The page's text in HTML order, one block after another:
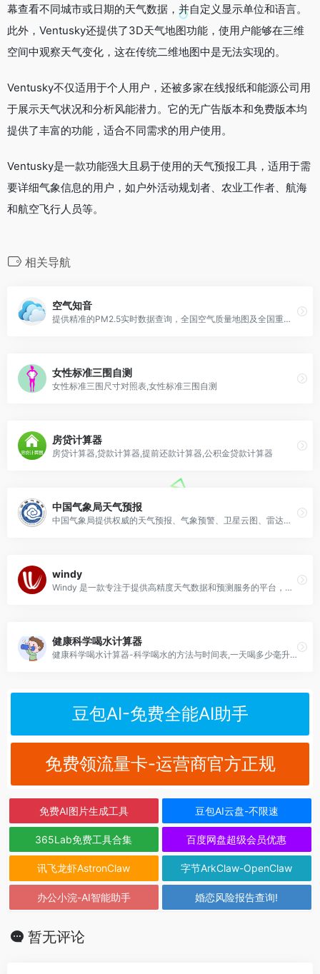
幕查看不同城市或日期的天气数据，并自定义显示单位和语言。
此外，Ventusky还提供了3D天气地图功能，使用户能够在三维
空间中观察天气变化，这在传统二维地图中是无法实现的。
Ventusky不仅适用于个人用户，还被多家在线报纸和能源公司用
于展示天气状况和分析风能潜力。它的无广告版本和免费版本均
提供了丰富的功能，适合不同需求的用户使用。
Ventusky是一款功能强大且易于使用的天气预报工具，适用于需
要详细气象信息的用户，如户外活动规划者、农业工作者、航海
和航空飞行人员等。
相关导航
空气知音
提供精准的PM2.5实时数据查询，全国空气质量地图及全国重点城市空气质量指数(AQI)排名
女性标准三围自测
女性标准三围尺寸对照表,女性标准三围自测
房贷计算器
房贷计算器,贷款计算器,提前还款计算器,公积金贷款计算器
中国气象局天气预报
中国气象局提供权威的天气预报、气象预警、卫星云图、雷达图等专业服务产品
windy
Windy 是一款专注于提供高精度天气数据和预测服务的平台，核心功能包括风速、风向、温度、降水量、云层覆盖等多维度气象数据的可视化展示。
健康科学喝水计算器
健康科学喝水计算器-科学喝水的方法与时间表,一天喝多少毫升水比较好
豆包AI-免费全能AI助手
免费领流量卡-运营商官方正规
免费AI图片生成工具 豆包AI云盘-不限速
365Lab免费工具合集 百度网盘超级会员优惠
讯飞龙虾AstronClaw 字节ArkClaw-OpenClaw
办公小浣-AI智能助手 婚恋风险报告查询!
暂无评论